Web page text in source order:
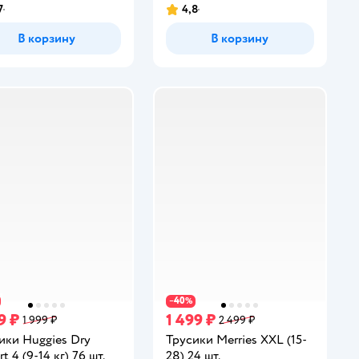
В корзину
Рейтинг:
4,8
В корзину
₽ 1 999 ₽
Huggies Dry
−40%
1 499 ₽ 2 499 ₽
Трусики Merries XXL (15-